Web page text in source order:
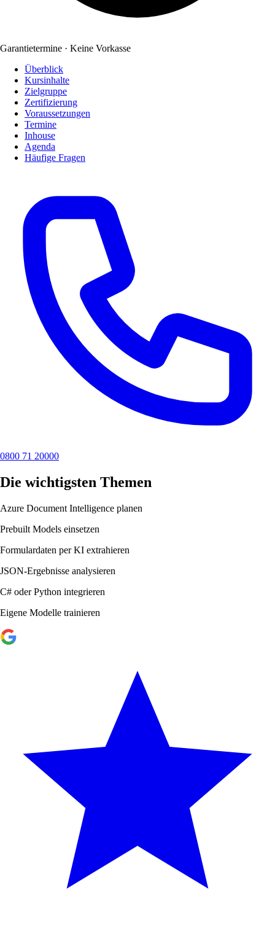
Garantietermine · Keine Vorkasse
Überblick
Kursinhalte
Zielgruppe
Zertifizierung
Voraussetzungen
Termine
Inhouse
Agenda
Häufige Fragen
0800 71 20000
Die wichtigsten Themen
Azure Document Intelligence planen
Prebuilt Models einsetzen
Formulardaten per KI extrahieren
JSON-Ergebnisse analysieren
C# oder Python integrieren
Eigene Modelle trainieren